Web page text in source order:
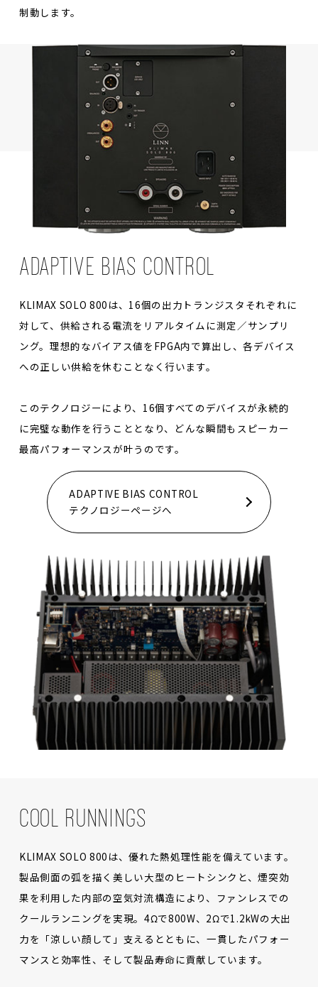
制動します。
ADAPTIVE BIAS CONTROL
KLIMAX SOLO 800は、16個の出力トランジスタそれぞれに
対して、供給される電流をリアルタイムに測定／サンプリ
ング。理想的なバイアス値をFPGA内で算出し、各デバイス
への正しい供給を休むことなく行います。
このテクノロジーにより、16個すべてのデバイスが永続的
に完璧な動作を行うこととなり、どんな瞬間もスピーカー
最高パフォーマンスが叶うのです。
ADAPTIVE BIAS CONTROL
テクノロジーページへ
COOL RUNNINGS
KLIMAX SOLO 800は、優れた熱処理性能を備えています。
製品側面の弧を描く美しい大型のヒートシンクと、煙突効
果を利用した内部の空気対流構造により、ファンレスでの
クールランニングを実現。4Ωで800W、2Ωで1.2kWの大出
力を「涼しい顔して」支えるとともに、一貫したパフォー
マンスと効率性、そして製品寿命に貢献しています。